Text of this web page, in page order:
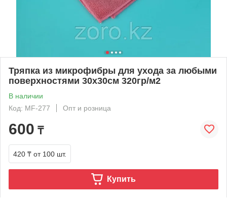
Тряпка из микрофибры для ухода за любыми
поверхностями 30х30см 320гр/м2
В наличии
Код: MF-277
Опт и розница
600 ₸
420 ₸ от 100 шт.
Купить